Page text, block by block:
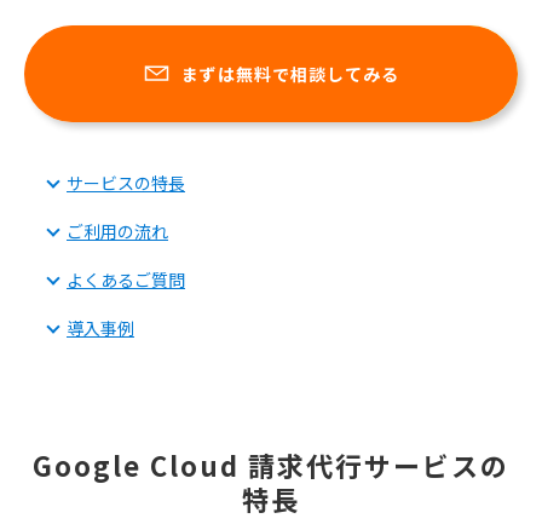
まずは無料で相談してみる
サービスの特長
ご利用の流れ
よくあるご質問
導入事例
Google Cloud 請求代行サービスの
特長